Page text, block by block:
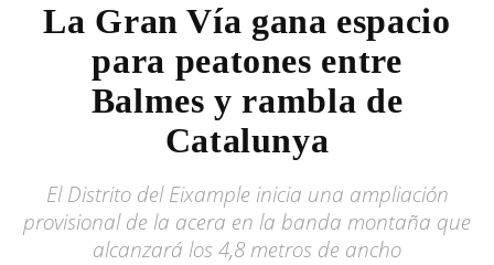
La Gran Vía gana espacio
para peatones entre
Balmes y rambla de
Catalunya
El Distrito del Eixample inicia una ampliación
provisional de la acera en la banda montaña que
alcanzará los 4,8 metros de ancho